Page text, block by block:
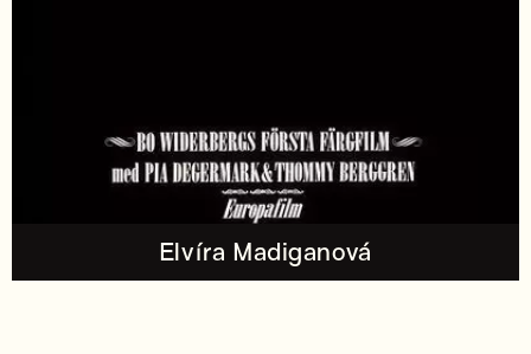
Elvíra Madiganová